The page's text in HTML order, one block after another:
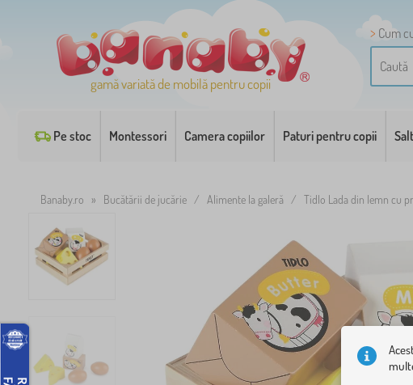
gamă variată de mobilă pentru copii
Cum
Pe stoc Montessori Camera copiilor Paturi pentru copii
Banaby.ro » Bucătării de jucărie / Alimente la galeră / Tidlo Lada din lemn cu